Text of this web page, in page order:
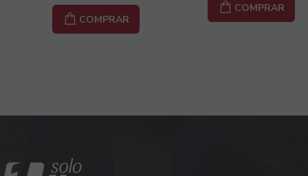
COMPRAR
COMPRAR